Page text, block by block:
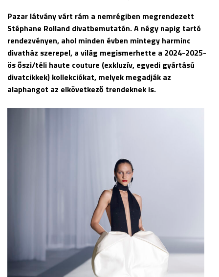
Pazar látvány várt rám a nemrégiben megrendezett
Stéphane Rolland divatbemutatón. A négy napig tartó
rendezvényen, ahol minden évben mintegy harminc
divatház szerepel, a világ megismerhette a 2024-2025-
ös őszi/téli haute couture (exkluzív, egyedi gyártású
divatcikkek) kollekciókat, melyek megadják az
alaphangot az elkövetkező trendeknek is.